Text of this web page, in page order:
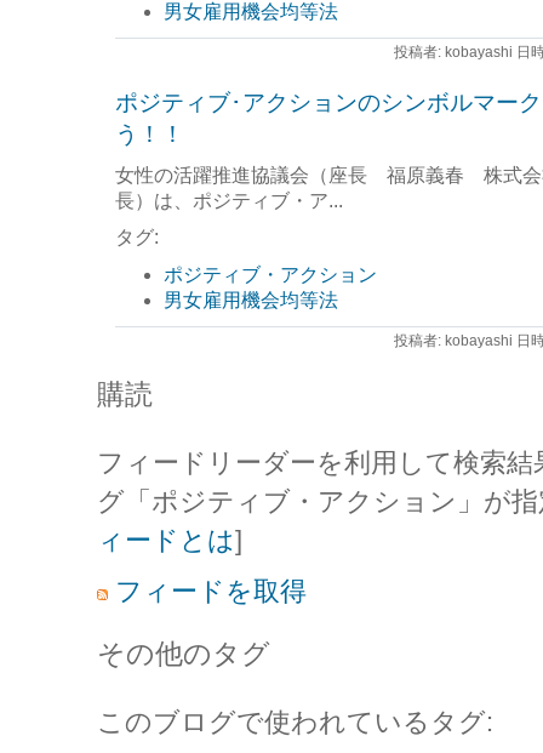
男女雇用機会均等法
投稿者: kobayashi 日
ポジティブ･アクションのシンボルマー
う！！
女性の活躍推進協議会（座長 福原義春 株式会
長）は、ポジティブ・ア...
タグ:
ポジティブ・アクション
男女雇用機会均等法
投稿者: kobayashi 日
購読
フィードリーダーを利用して検索
グ「ポジティブ・アクション」が
ィードとは]
フィードを取得
その他のタグ
このブログで使われているタグ: